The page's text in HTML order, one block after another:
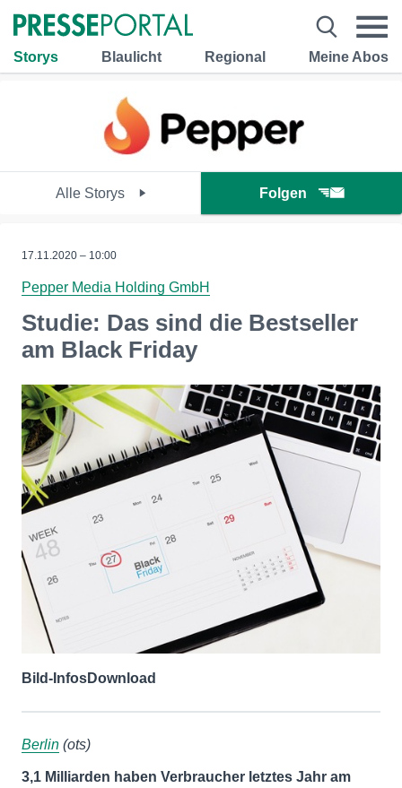
Storys Blaulicht Regional Meine Abos
Alle Storys Folgen
17.11.2020 – 10:00
Pepper Media Holding GmbH
Studie: Das sind die Bestseller
am Black Friday
Bild-InfosDownload
Berlin (ots)
3,1 Milliarden haben Verbraucher letztes Jahr am